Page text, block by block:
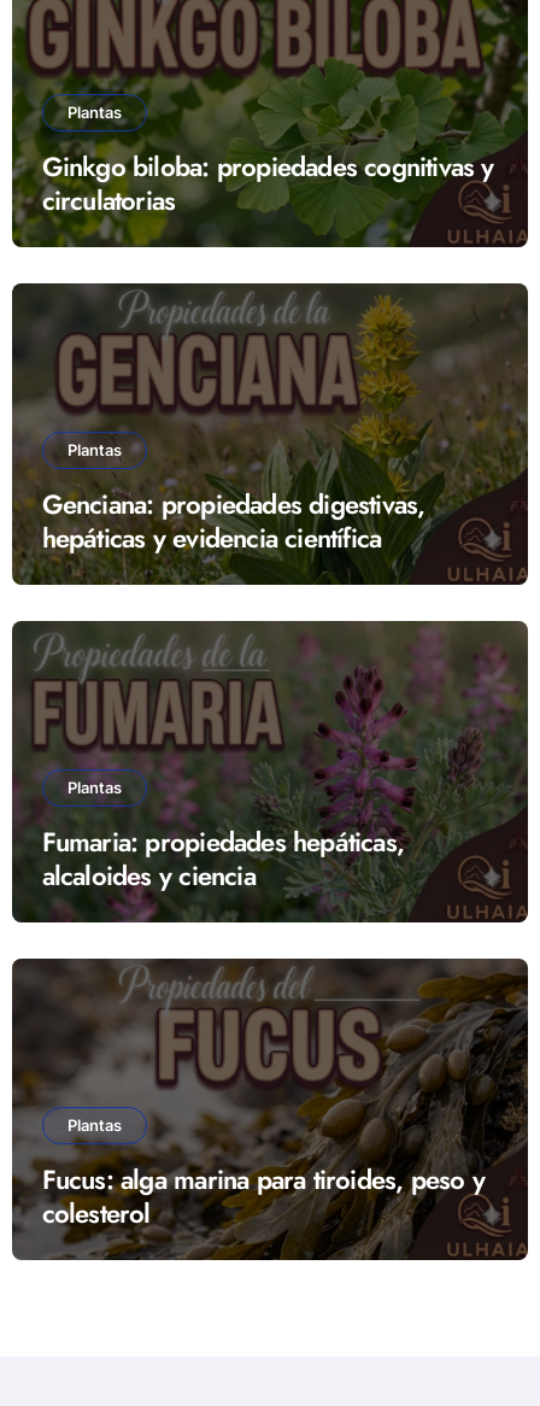
Plantas
Ginkgo biloba: propiedades cognitivas y
circulatorias
Plantas
Genciana: propiedades digestivas,
hepáticas y evidencia científica
Plantas
Fumaria: propiedades hepáticas,
alcaloides y ciencia
Plantas
Fucus: alga marina para tiroides, peso y
colesterol